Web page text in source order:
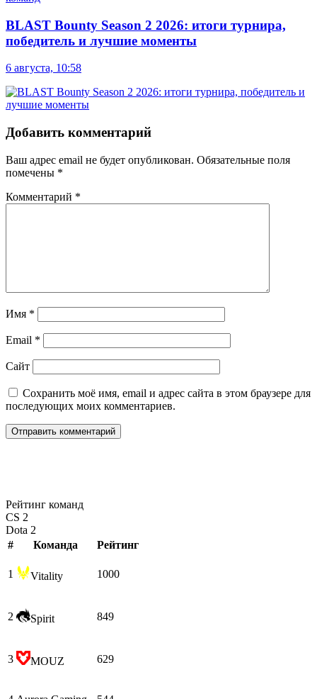
BLAST Bounty Season 2 2026: итоги турнира,
победитель и лучшие моменты
6 августа, 10:58
Добавить комментарий
Ваш адрес email не будет опубликован. Обязательные поля
помечены *
Комментарий *
Имя *
Email *
Сайт
Сохранить моё имя, email и адрес сайта в этом браузере для
последующих моих комментариев.
Рейтинг команд
CS 2
Dota 2
#
Команда Рейтинг
1 Vitality 1000
2 Spirit 849
3 MOUZ 629